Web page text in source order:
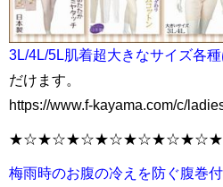
3L/4L/5L肌着超大きなサイズ各
だけます。
https://www.f-kayama.com/c/
梅雨時のお腹の冷えを防ぐ腹巻